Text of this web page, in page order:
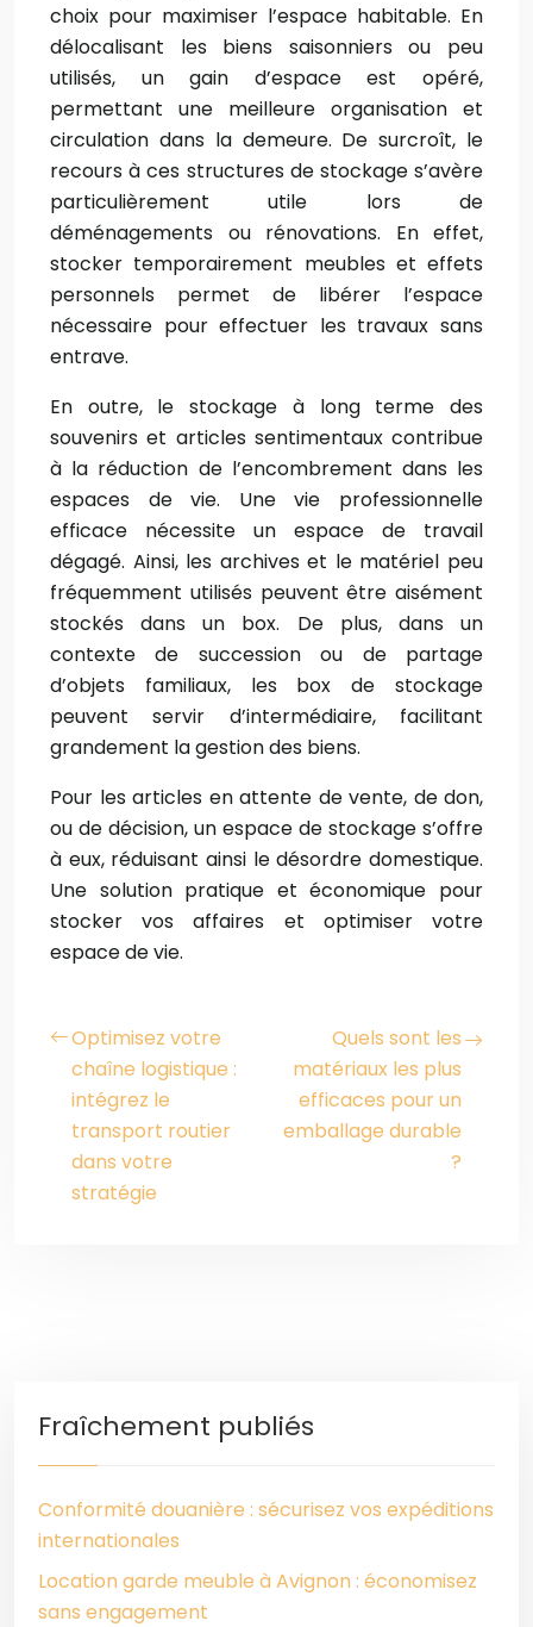
choix pour maximiser l’espace habitable. En
délocalisant les biens saisonniers ou peu
utilisés, un gain d’espace est opéré,
permettant une meilleure organisation et
circulation dans la demeure. De surcroît, le
recours à ces structures de stockage s’avère
particulièrement utile lors de
déménagements ou rénovations. En effet,
stocker temporairement meubles et effets
personnels permet de libérer l’espace
nécessaire pour effectuer les travaux sans
entrave.
En outre, le stockage à long terme des
souvenirs et articles sentimentaux contribue
à la réduction de l’encombrement dans les
espaces de vie. Une vie professionnelle
efficace nécessite un espace de travail
dégagé. Ainsi, les archives et le matériel peu
fréquemment utilisés peuvent être aisément
stockés dans un box. De plus, dans un
contexte de succession ou de partage
d’objets familiaux, les box de stockage
peuvent servir d’intermédiaire, facilitant
grandement la gestion des biens.
Pour les articles en attente de vente, de don,
ou de décision, un espace de stockage s’offre
à eux, réduisant ainsi le désordre domestique.
Une solution pratique et économique pour
stocker vos affaires et optimiser votre
espace de vie.
Optimisez votre
chaîne logistique :
intégrez le
transport routier
dans votre
stratégie
Quels sont les
matériaux les plus
efficaces pour un
emballage durable
?
Fraîchement publiés
Conformité douanière : sécurisez vos expéditions
internationales
Location garde meuble à Avignon : économisez
sans engagement